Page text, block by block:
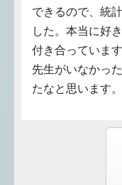
できるので、統
した。本当に好
付き合っています
先生がいなかっ
たなと思います。